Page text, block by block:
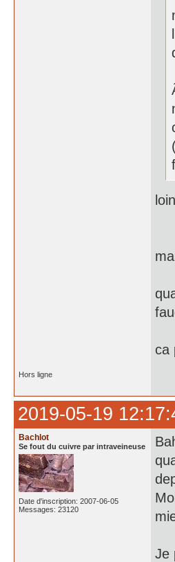
ca
Hors ligne
2019-05-19
Bachlot
Se fout du cuivre par intraveineuse
Date d'inscription: 2007-06-05
Messages: 23120
Je